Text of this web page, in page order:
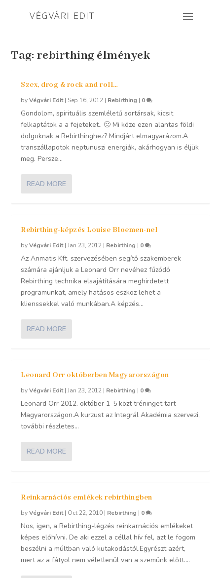
Tag: rebirthing élmények
Szex, drog & rock and roll…
byVégvári Edit| Sep 16, 2012 | Rebirthing | 0
Gondolom, spirituális szemléletű sortársak, kicsit
felkaptátok a a fejeteket.. 🙂 Mi köze ezen alantas földi
dolgoknak a Rebirthinghez? Mindjárt elmagyarázom.A
transzállapotok neptunuszi energiák, akárhogyan is éljük
meg. Persze...
READ MORE
Rebirthing-képzés Louise Bloemen-nel
byVégvári Edit|Jan 23, 2012 | Rebirthing | 0
Az Anmatis Kft. szervezésében segítő szakemberek
számára ajánljuk a Leonard Orr nevéhez fűződő
Rebirthing technika elsajátítására meghirdetett
programunkat, amely hatásos eszköz lehet a
klienssekkel való munkában.A képzés...
READ MORE
Leonard Orr októberben Magyarországon
byVégvári Edit|Jan 23, 2012 | Rebirthing | 0
Leonard Orr 2012. október 1-5 közt tréninget tart
Magyarországon.A kurzust az Integrál Akadémia szervezi,
további részletes...
READ MORE
Reinkarnációs emlékek rebirthingben
byVégvári Edit| Oct 22, 2010 | Rebirthing | 0
Nos, igen, a Rebirthing-légzés reinkarnációs emlékeket
képes előhívni. De aki ezzel a céllal hív fel, azt le fogom
beszélni a múltban való kutakodástól.Egyrészt azért,
mert az a fátyol nem véletlenül van a szemünk előtt....